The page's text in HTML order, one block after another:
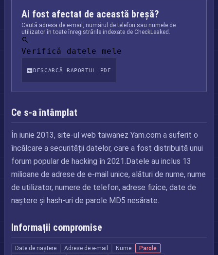
Ai fost afectat de această breșă?
Caută adresa de e-mail, numărul de telefon sau numele de
utilizator în toate înregistrările indexate de CheckLeaked.
Verifică datele mele
DESCARCĂ RAPORTUL PDF
Ce s-a întâmplat
În iunie 2013, site-ul web taiwanez Yam.com a suferit o
încălcare a securității datelor, care a fost distribuită unui
forum popular de hacking în 2021.Datele au inclus 13
milioane de adrese de e-mail unice, alături de nume, nume
de utilizator, numere de telefon, adrese fizice, date de
naștere și hash-uri de parole MD5 nesărate.
Informații compromise
Date de naștere Adrese de e-mail Nume
Parole